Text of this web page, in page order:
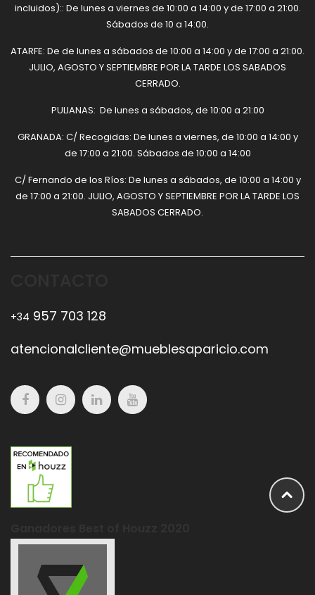
incluidos):: De lunes a viernes de 10:00 a 14:00 y de 17:00 a 21:00.
Sábados de 10 a 14:00.
ATARFE: De de lunes a sábados de 10:00 a 14:00 y de 17:00 a 21:00.
JULIO, AGOSTO Y SEPTIEMBRE POR LA TARDE LOS SABADOS
CERRADO.
PULIANAS: De lunes a sábados, de 10:00 a 21:00
GRANADA: C/ Recogidas: De lunes a viernes, de 10:00 a 14:00 y
de 17:00 a 21:00. Sábados de 10:00 a 14:00
C/ Fernando de los Ríos: De lunes a sábados, de 10:00 a 14:00 y
de 17:00 a 21:00. JULIO, AGOSTO Y SEPTIEMBRE POR LA TARDE LOS
SABADOS CERRADO.
+34 957 703 128
atencionalcliente@mueblesaparicio.com